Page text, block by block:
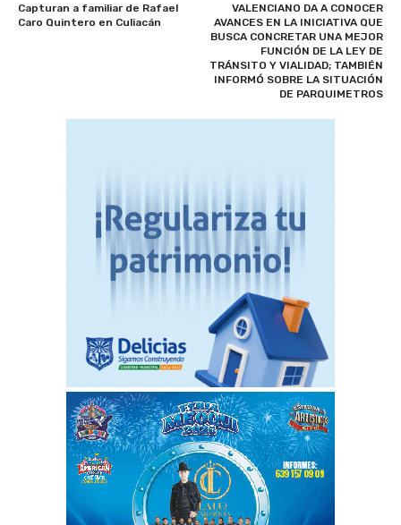
Capturan a familiar de Rafael
Caro Quintero en Culiacán
VALENCIANO DA A CONOCER
AVANCES EN LA INICIATIVA QUE
BUSCA CONCRETAR UNA MEJOR
FUNCIÓN DE LA LEY DE
TRÁNSITO Y VIALIDAD; TAMBIÉN
INFORMÓ SOBRE LA SITUACIÓN
DE PARQUIMETROS